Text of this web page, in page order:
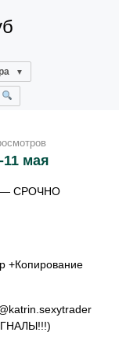
11 мая
— СРОЧНО
+Копирование